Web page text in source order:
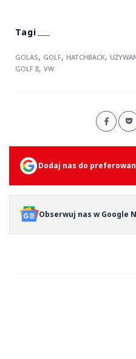
GOLAS, GOLF, HATCHBACK,
GOLF II, VW
Dodaj nas do
Obserwuj nas w Google